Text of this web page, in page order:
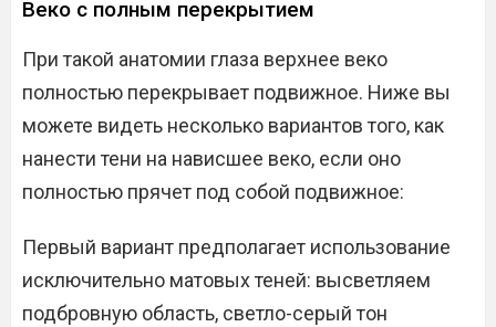
Веко с полным перекрытием
При такой анатомии глаза верхнее веко
полностью перекрывает подвижное. Ниже вы
можете видеть несколько вариантов того, как
нанести тени на нависшее веко, если оно
полностью прячет под собой подвижное:
Первый вариант предполагает использование
исключительно матовых теней: высветляем
подбровную область, светло-серый тон